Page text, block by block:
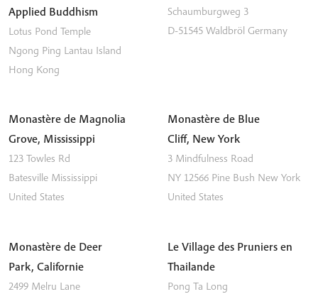
Applied Buddhism
Lotus Pond Temple
Ngong Ping Lantau Island
Hong Kong
Schaumburgweg 3
D-51545 Waldbröl Germany
Monastère de Magnolia
Grove, Mississippi
123 Towles Rd
Batesville Mississippi
United States
Monastère de Blue
Cliff, New York
3 Mindfulness Road
NY 12566 Pine Bush New York
United States
Monastère de Deer
Park, Californie
2499 Melru Lane
Le Village des Pruniers en
Thailande
Pong Ta Long